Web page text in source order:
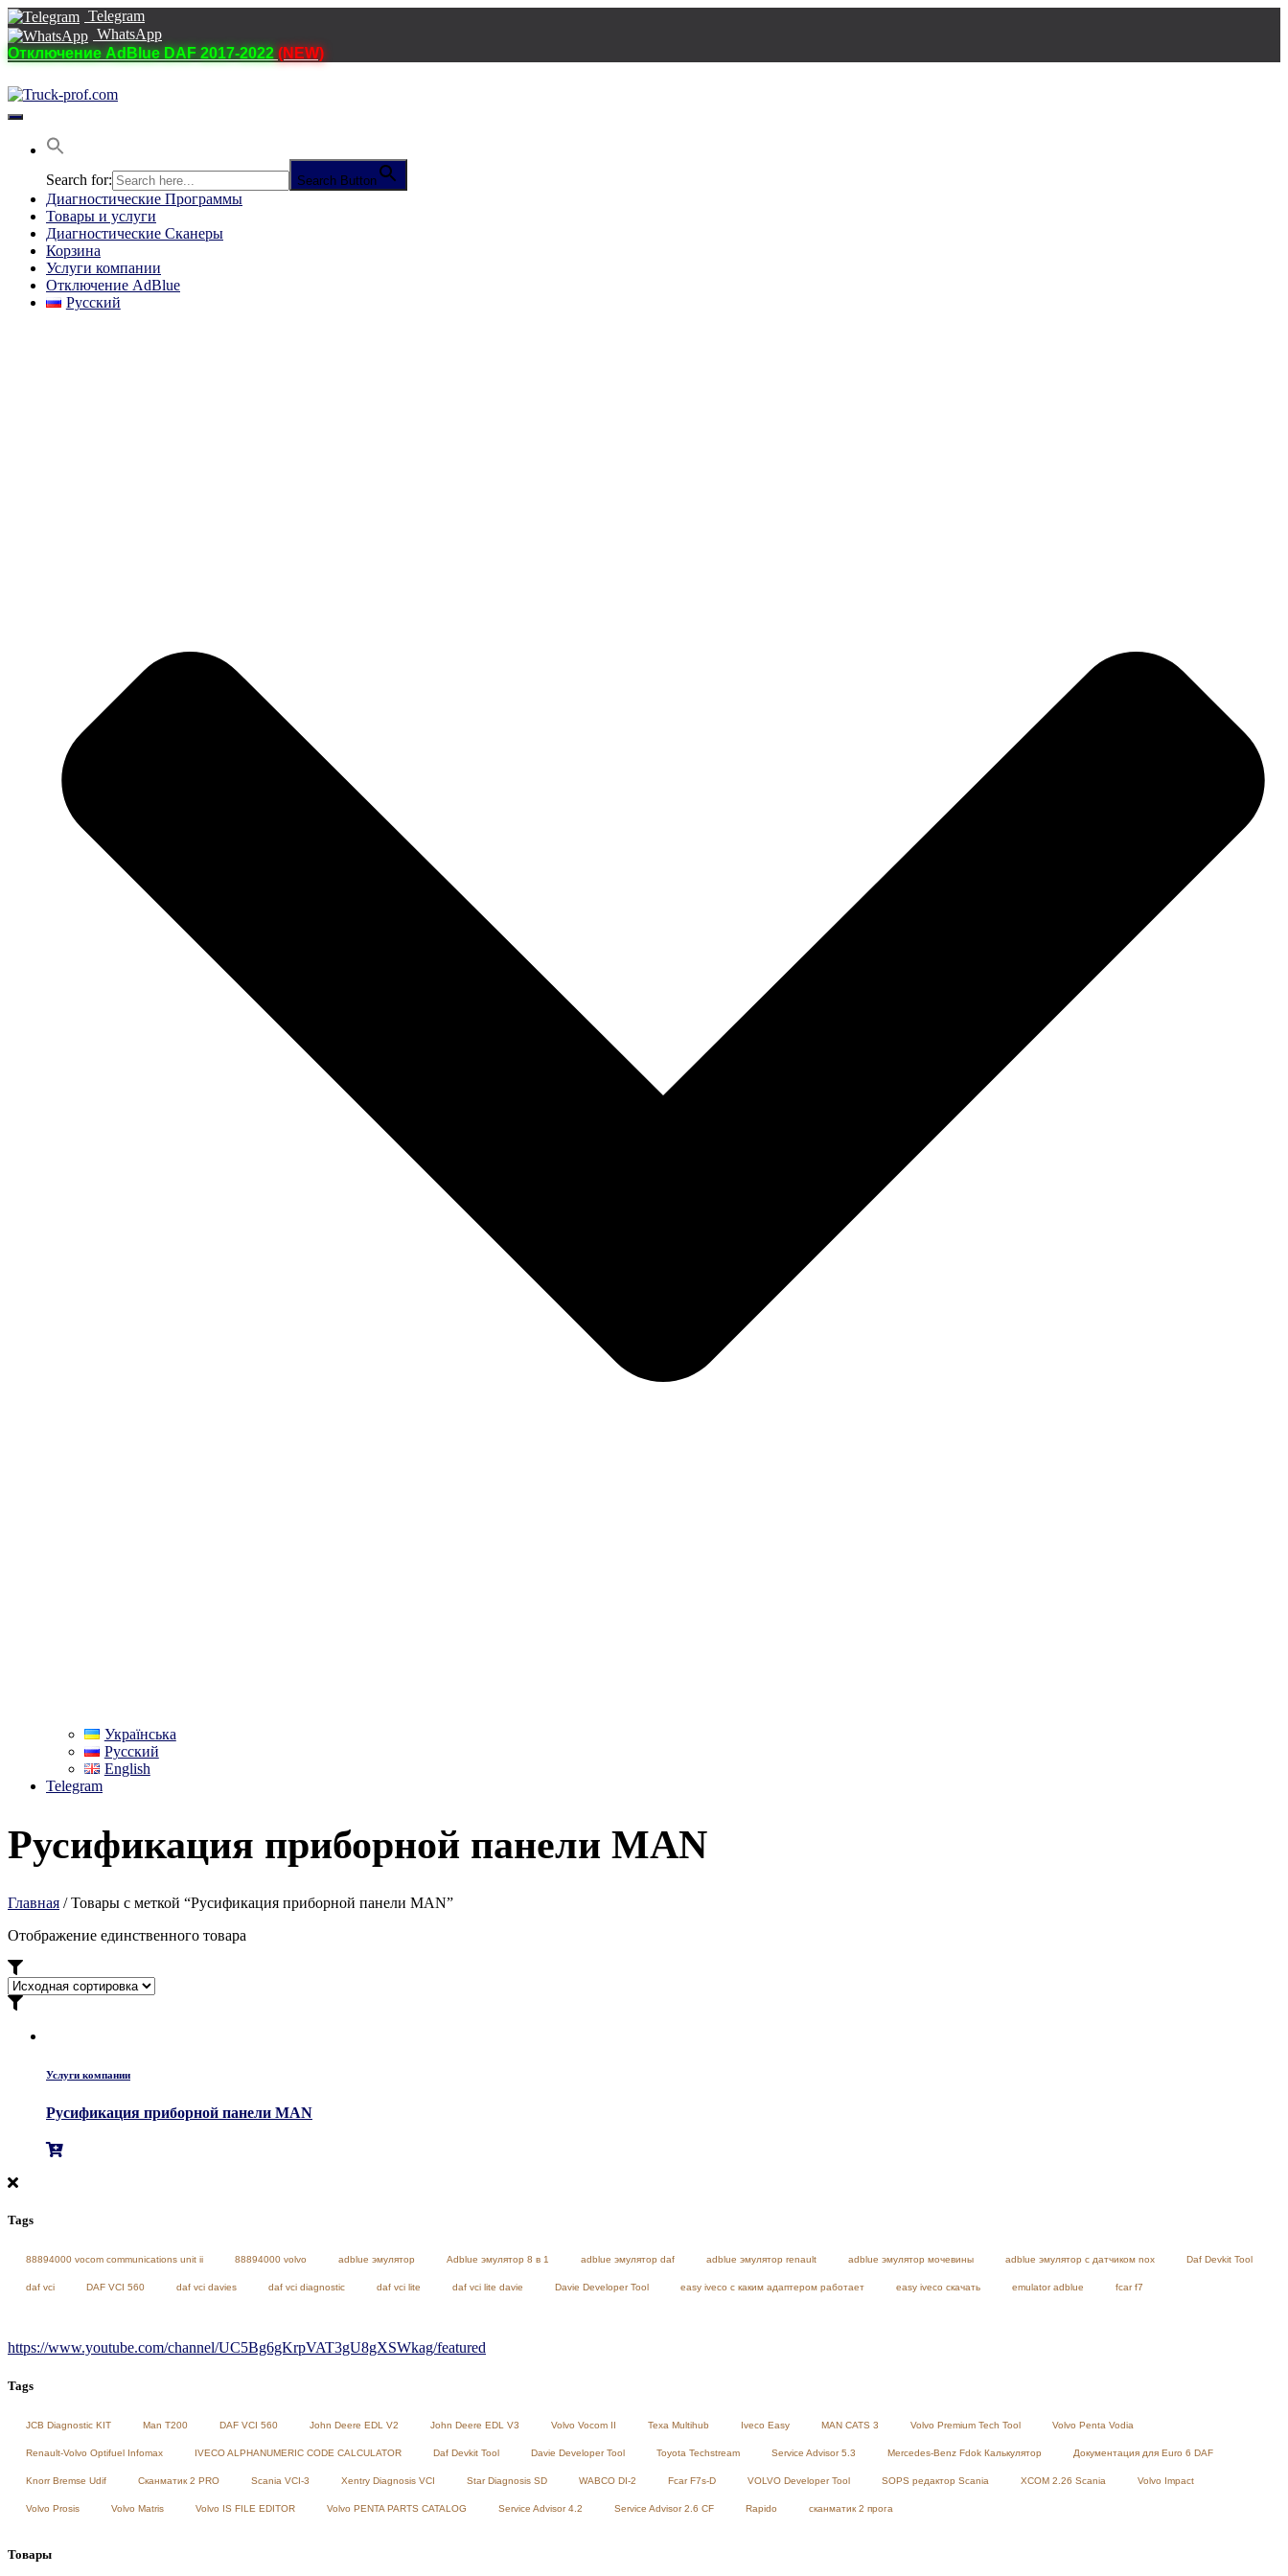
Telegram
WhatsApp
Отключение AdBlue DAF 2017-2022 (NEW)
Переключить
навигацию
Search for: Search Button
Диагностические Программы
Товары и услуги
Диагностические Сканеры
Корзина
Услуги компании
Отключение AdBlue
Русский
Українська
Русский
English
Telegram
Русификация приборной панели MAN
Главная / Товары с меткой “Русификация приборной панели MAN”
Отображение единственного товара
Услуги компании
Русификация приборной панели MAN
Tags
88894000 vocom communications unit ii 88894000 volvo adblue эмулятор Adblue эмулятор 8 в 1 adblue эмулятор daf adblue эмулятор renault adblue эмулятор мочевины adblue эмулятор с датчиком nox Daf Devkit Tool
daf vci DAF VCI 560 daf vci davies daf vci diagnostic daf vci lite daf vci lite davie Davie Developer Tool easy iveco с каким адаптером работает easy iveco скачать emulator adblue fcar f7
https://www.youtube.com/channel/UC5Bg6gKrpVAT3gU8gXSWkag/featured
Tags
JCB Diagnostic KIT Man T200 DAF VCI 560 John Deere EDL V2 John Deere EDL V3 Volvo Vocom II Texa Multihub Iveco Easy MAN CATS 3 Volvo Premium Tech Tool Volvo Penta Vodia
Renault-Volvo Optifuel Infomax IVECO ALPHANUMERIC CODE CALCULATOR Daf Devkit Tool Davie Developer Tool Toyota Techstream Service Advisor 5.3 Mercedes-Benz Fdok Калькулятор Документация для Euro 6 DAF
Knorr Bremse Udif Сканматик 2 PRO Scania VCI-3 Xentry Diagnosis VCI Star Diagnosis SD WABCO DI-2 Fcar F7s-D VOLVO Developer Tool SOPS редактор Scania XCOM 2.26 Scania Volvo Impact
Volvo Prosis Volvo Matris Volvo IS FILE EDITOR Volvo PENTA PARTS CATALOG Service Advisor 4.2 Service Advisor 2.6 CF Rapido сканматик 2 прога
Товары